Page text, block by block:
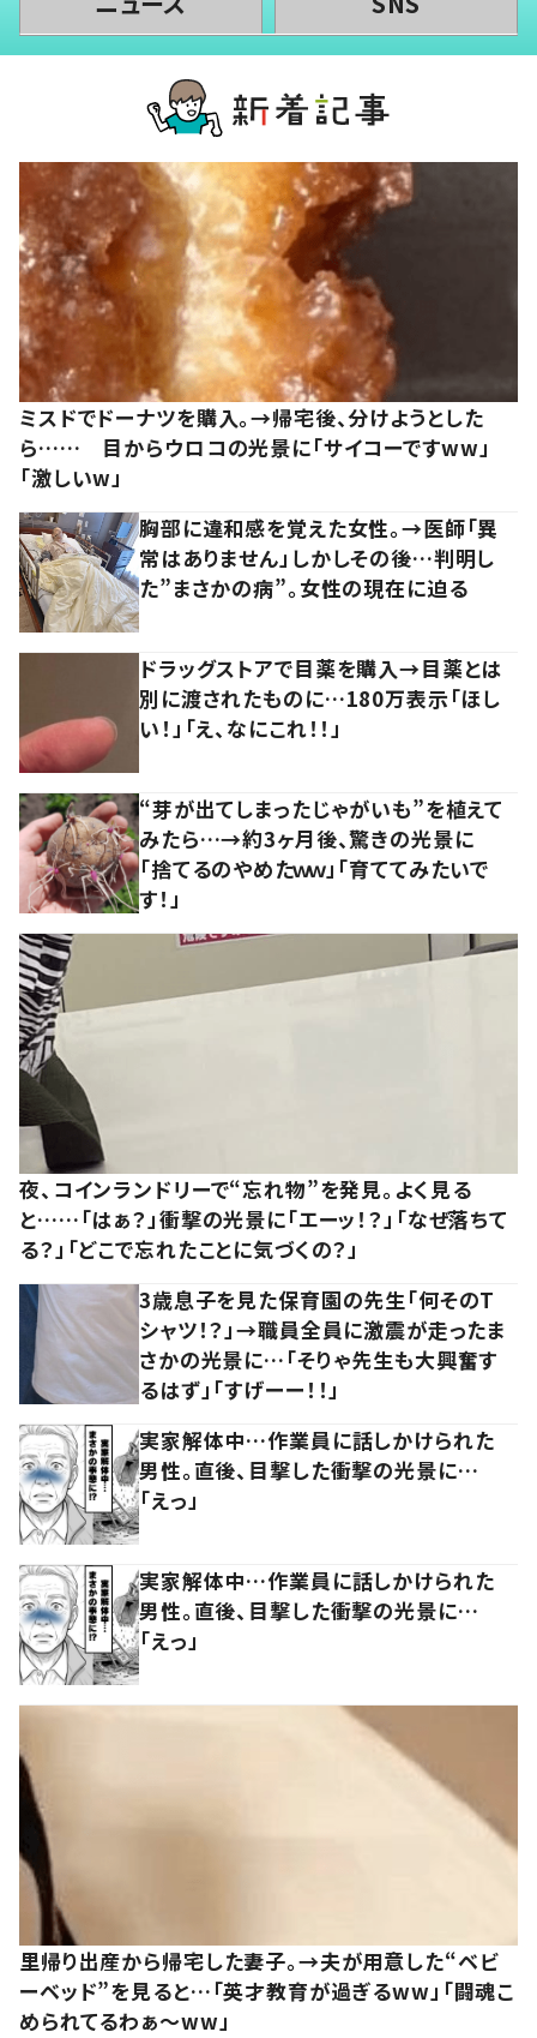
ミスドでドーナツを購入。→帰宅後、分けようとした
ら…… 目からウロコの光景に「サイコーですww」
「激しいw」
胸部に違和感を覚えた女性。→医師「異
常はありません」しかしその後…判明し
た”まさかの病”。女性の現在に迫る
ドラッグストアで目薬を購入→目薬とは
別に渡されたものに…180万表示「ほし
い！」「え、なにこれ！！」
“芽が出てしまったじゃがいも”を植えて
みたら…→約3ヶ月後、驚きの光景に
「捨てるのやめたｗｗ」「育ててみたいで
す！」
夜、コインランドリーで“忘れ物”を発見。よく見る
と……「はぁ？」衝撃の光景に「エーッ！？」「なぜ落ちて
る？」「どこで忘れたことに気づくの？」
3歳息子を見た保育園の先生「何そのT
シャツ！？」→職員全員に激震が走ったま
さかの光景に…「そりゃ先生も大興奮す
るはず」「すげーー！！」
実家解体中…作業員に話しかけられた
男性。直後、目撃した衝撃の光景に…
「えっ」
実家解体中…作業員に話しかけられた
男性。直後、目撃した衝撃の光景に…
「えっ」
里帰り出産から帰宅した妻子。→夫が用意した“ベビ
ーベッド”を見ると…「英才教育が過ぎるww」「闘魂こ
められてるわぁ～ww」